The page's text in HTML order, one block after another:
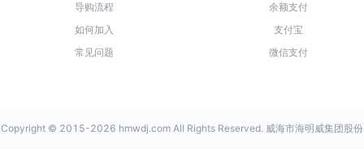
导购流程
如何加入
常见问题
余额支付
支付宝
微信支付
Copyright © 2015-2026 hmwdj.com All Rights Reserved. 威海市海明威集团股份